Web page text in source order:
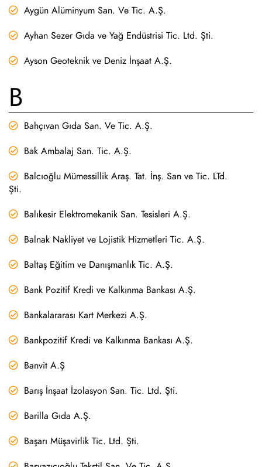
Aygün Alüminyum San. Ve Tic. A.Ş.
Ayhan Sezer Gıda ve Yağ Endüstrisi Tic. Ltd. Şti.
Ayson Geoteknik ve Deniz İnşaat A.Ş.
B
Bahçıvan Gıda San. Ve Tic. A.Ş.
Bak Ambalaj San. Tic. A.Ş.
Balcıoğlu Mümessillik Araş. Tat. İnş. San ve Tic. LTd.
Şti.
Balıkesir Elektromekanik San. Tesisleri A.Ş.
Balnak Nakliyet ve Lojistik Hizmetleri Tic. A.Ş.
Baltaş Eğitim ve Danışmanlık Tic. A.Ş.
Bank Pozitif Kredi ve Kalkınma Bankası A.Ş.
Bankalararası Kart Merkezi A.Ş.
Bankpozitif Kredi ve Kalkınma Bankası A.Ş.
Banvit A.Ş
Barış İnşaat İzolasyon San. Tic. Ltd. Şti.
Barilla Gıda A.Ş.
Başarı Müşavirlik Tic. Ltd. Şti.